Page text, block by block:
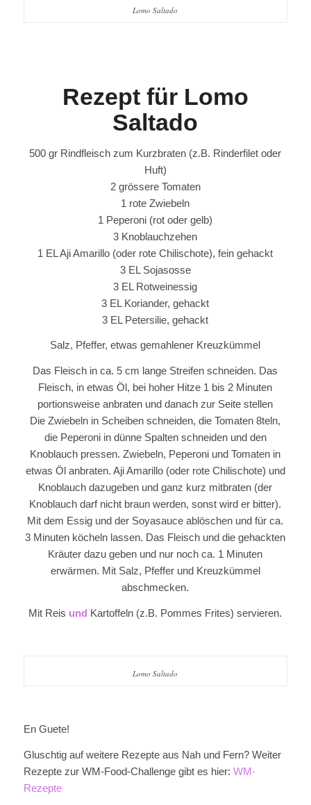
Lomo Saltado
Rezept für Lomo
Saltado
500 gr Rindfleisch zum Kurzbraten (z.B. Rinderfilet oder
Huft)
2 grössere Tomaten
1 rote Zwiebeln
1 Peperoni (rot oder gelb)
3 Knoblauchzehen
1 EL Aji Amarillo (oder rote Chilischote), fein gehackt
3 EL Sojasosse
3 EL Rotweinessig
3 EL Koriander, gehackt
3 EL Petersilie, gehackt
Salz, Pfeffer, etwas gemahlener Kreuzkümmel
Das Fleisch in ca. 5 cm lange Streifen schneiden. Das
Fleisch, in etwas Öl, bei hoher Hitze 1 bis 2 Minuten
portionsweise anbraten und danach zur Seite stellen
Die Zwiebeln in Scheiben schneiden, die Tomaten 8teln,
die Peperoni in dünne Spalten schneiden und den
Knoblauch pressen. Zwiebeln, Peperoni und Tomaten in
etwas Öl anbraten. Aji Amarillo (oder rote Chilischote) und
Knoblauch dazugeben und ganz kurz mitbraten (der
Knoblauch darf nicht braun werden, sonst wird er bitter).
Mit dem Essig und der Soyasauce ablöschen und für ca.
3 Minuten köcheln lassen. Das Fleisch und die gehackten
Kräuter dazu geben und nur noch ca. 1 Minuten
erwärmen. Mit Salz, Pfeffer und Kreuzkümmel
abschmecken.
Mit Reis und Kartoffeln (z.B. Pommes Frites) servieren.
Lomo Saltado
En Guete!
Gluschtig auf weitere Rezepte aus Nah und Fern? Weiter
Rezepte zur WM-Food-Challenge gibt es hier: WM-
Rezepte